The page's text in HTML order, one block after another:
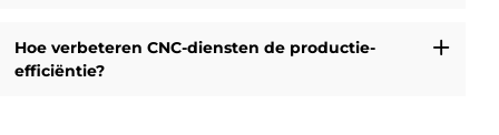
Hoe verbeteren CNC-diensten de productie-
efficiëntie?